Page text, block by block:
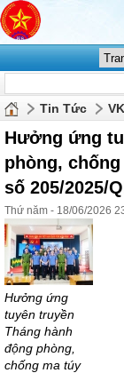
Tin Tức
Hưởng ứng
phòng,
số 205/2025/
Thứ năm - 18/06/2026
Hưởng ứng
tuyên truyền
Tháng hành
động phòng,
chống ma túy